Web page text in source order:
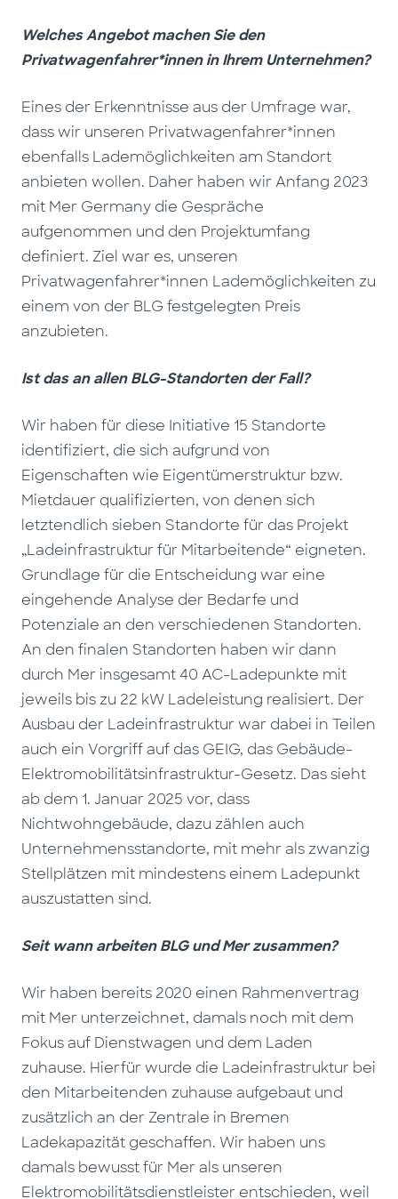
Welches Angebot machen Sie den
Privatwagenfahrer*innen in Ihrem Unternehmen?
Eines der Erkenntnisse aus der Umfrage war,
dass wir unseren Privatwagenfahrer*innen
ebenfalls Lademöglichkeiten am Standort
anbieten wollen. Daher haben wir Anfang 2023
mit Mer Germany die Gespräche
aufgenommen und den Projektumfang
definiert. Ziel war es, unseren
Privatwagenfahrer*innen Lademöglichkeiten zu
einem von der BLG festgelegten Preis
anzubieten.
Ist das an allen BLG-Standorten der Fall?
Wir haben für diese Initiative 15 Standorte
identifiziert, die sich aufgrund von
Eigenschaften wie Eigentümerstruktur bzw.
Mietdauer qualifizierten, von denen sich
letztendlich sieben Standorte für das Projekt
„Ladeinfrastruktur für Mitarbeitende“ eigneten.
Grundlage für die Entscheidung war eine
eingehende Analyse der Bedarfe und
Potenziale an den verschiedenen Standorten.
An den finalen Standorten haben wir dann
durch Mer insgesamt 40 AC-Ladepunkte mit
jeweils bis zu 22 kW Ladeleistung realisiert. Der
Ausbau der Ladeinfrastruktur war dabei in Teilen
auch ein Vorgriff auf das GEIG, das Gebäude-
Elektromobilitätsinfrastruktur-Gesetz. Das sieht
ab dem 1. Januar 2025 vor, dass
Nichtwohngebäude, dazu zählen auch
Unternehmensstandorte, mit mehr als zwanzig
Stellplätzen mit mindestens einem Ladepunkt
auszustatten sind.
Seit wann arbeiten BLG und Mer zusammen?
Wir haben bereits 2020 einen Rahmenvertrag
mit Mer unterzeichnet, damals noch mit dem
Fokus auf Dienstwagen und dem Laden
zuhause. Hierfür wurde die Ladeinfrastruktur bei
den Mitarbeitenden zuhause aufgebaut und
zusätzlich an der Zentrale in Bremen
Ladekapazität geschaffen. Wir haben uns
damals bewusst für Mer als unseren
Elektromobilitätsdienstleister entschieden, weil